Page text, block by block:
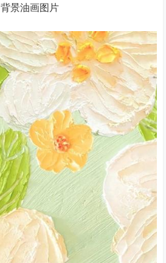
背景油画图片